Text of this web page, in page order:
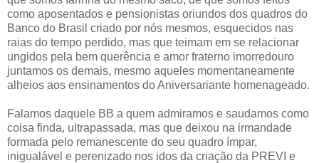
como aposentados e pensionistas oriundos dos quadros do
Banco do Brasil criado por nós mesmos, esquecidos nas
raias do tempo perdido, mas que teimam em se relacionar
ungidos pela bem querência e amor fraterno imorredouro
juntamos os demais, mesmo aqueles momentaneamente
alheios aos ensinamentos do Aniversariante homenageado.
Falamos daquele BB a quem admiramos e saudamos como
coisa finda, ultrapassada, mas que deixou na irmandade
formada pelo remanescente do seu quadro ímpar,
inigualável e perenizado nos idos da criação da PREVI e